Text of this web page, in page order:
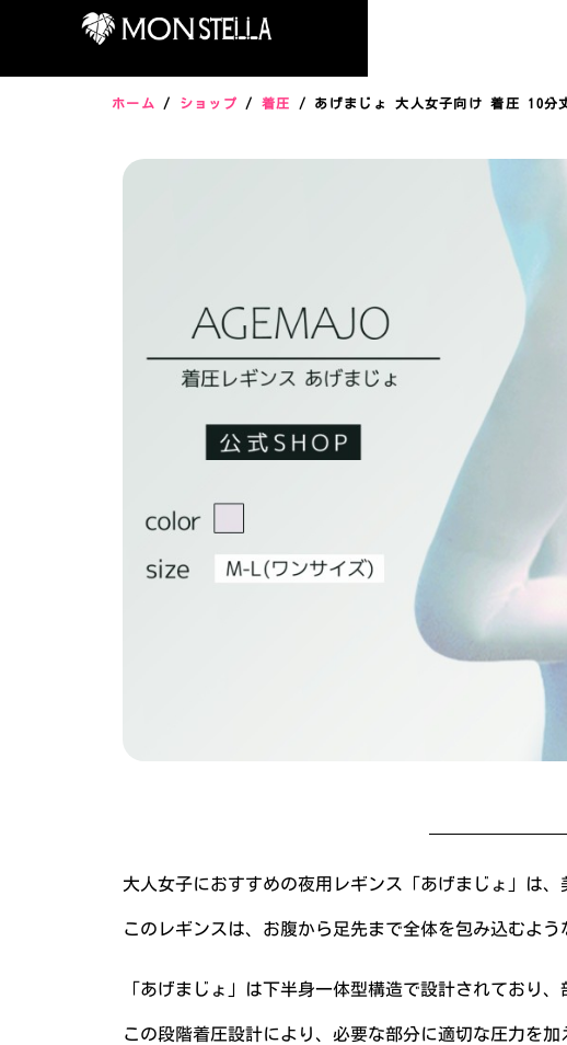
ホーム / ショップ / 着圧 / あげまじょ 大人女子向け 着圧 10分
大人女子におすすめの夜用レギンス「あげまじょ」は
このレギンスは、お腹から足先まで全体を包み込むよ
「あげまじょ」は下半身一体型構造で設計されており
この段階着圧設計により、必要な部分に適切な圧力を